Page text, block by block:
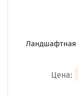
Ландшафтная
Цена: